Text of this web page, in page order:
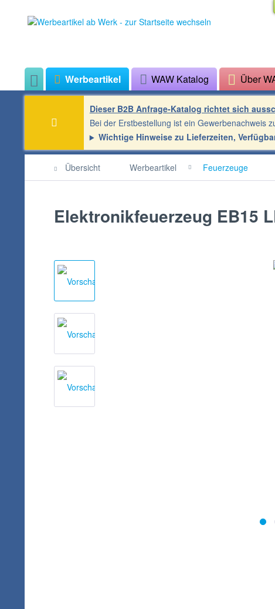
Werbeartikel WAW Katalog Über
Dieser B2B Anfrage-Katalog richtet sich
Bei der Erstbestellung ist ein Gewerbenachweis
Wichtige Hinweise zu Lieferzeiten,
Übersicht Werbeartikel Feuerzeuge
Elektronikfeuerzeug EB15